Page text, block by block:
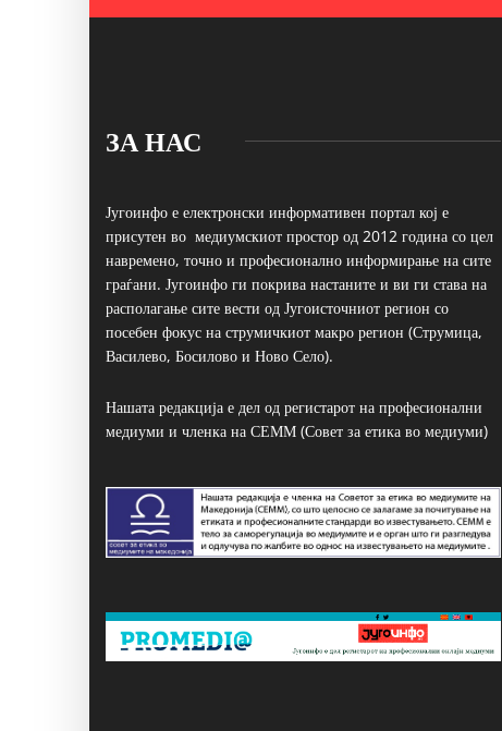
ЗА НАС
Југоинфо е електронски информативен портал кој е
присутен во медиумскиот простор од 2012 година со цел
навремено, точно и професионално информирање на сите
граѓани. Југоинфо ги покрива настаните и ви ги става на
располагање сите вести од Југоисточниот регион со
посебен фокус на струмичкиот макро регион (Струмица,
Василево, Босилово и Ново Село).
Нашата редакција е дел од регистарот на професионални
медиуми и членка на СЕММ (Совет за етика во медиуми)